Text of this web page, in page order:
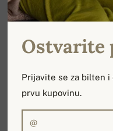
Ostvarite
Prijavite se za bilten i
prvu kupovinu.